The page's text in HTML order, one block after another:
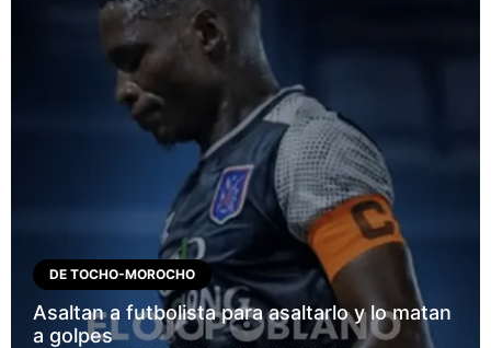
DE TOCHO-MOROCHO
Asaltan a futbolista para asaltarlo y lo matan
a golpes